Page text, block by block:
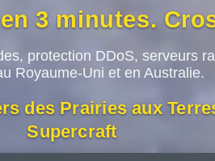
3 minutes.
protection DDoS, serveurs
Royaume-Uni et en Australie.
des Prairies aux
Supercraft